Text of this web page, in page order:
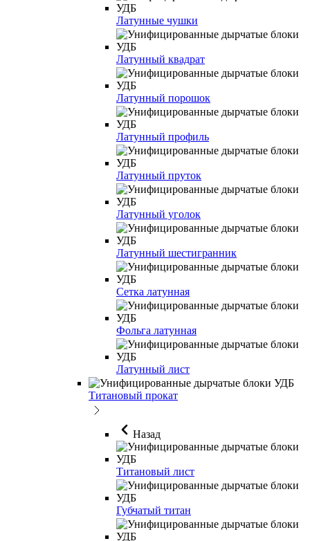
Латунные чушки
Латунный квадрат
Латунный порошок
Латунный профиль
Латунный пруток
Латунный уголок
Латунный шестигранник
Сетка латунная
Фольга латунная
Латунный лист
Титановый прокат
Назад
Титановый лист
Губчатый титан